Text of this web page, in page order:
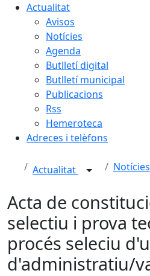
Actualitat
Avisos
Notícies
Agenda
Butlletí digital
Butlletí municipal
Publicacions
Rss
Hemeroteca
Adreces i telèfons
Actualitat Notícies
Acta de
selectiu i prova
procés seleciu
d'administratiu/